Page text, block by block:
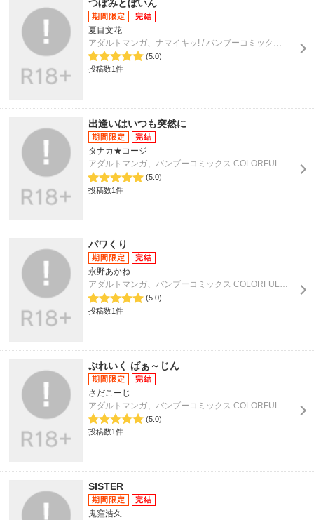
つぼみとぼいん
夏目文花
アダルトマンガ、ナマイキッ! / バンブーコミックス COLORFULセレクト
(5.0)
投稿数1件
出逢いはいつも突然に
タナカ★コージ
アダルトマンガ、バンブーコミックス COLORFULセレクト
(5.0)
投稿数1件
パワくり
永野あかね
アダルトマンガ、バンブーコミックス COLORFULセレクト
(5.0)
投稿数1件
ぶれいく ばぁ～じん
さだこーじ
(5.0)
投稿数1件
SISTER
鬼窪浩久